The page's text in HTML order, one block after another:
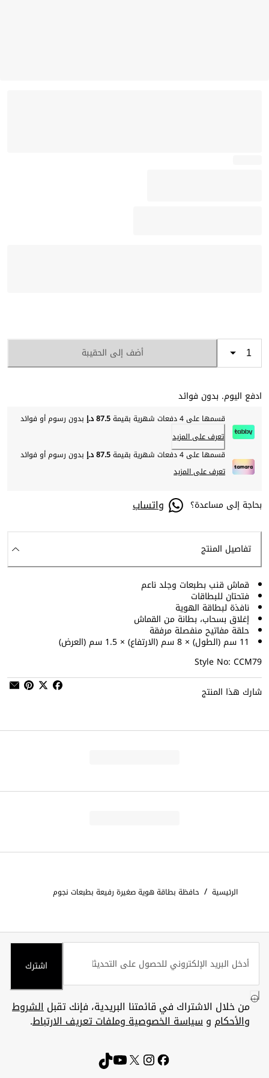
أضف إلى الحقيبة
ادفع اليوم. بدون فوائد
قسمها على 4 دفعات شهرية بقيمة 87.5 د.إ
بدون رسوم أو فوائد
تعرف على المزيد
قسمها على 4 دفعات شهرية بقيمة
87.5 د.إ
بدون رسوم أو فوائد
تعرف على المزيد
بحاجة إلى مساعدة؟ واتساب
تفاصيل المنتج
قماش قنب بطبعات وجلد ناعم
فتحتان للبطاقات
نافذة لبطاقة الهوية
إغلاق بسحاب، بطانة من القماش
حلقة مفاتيح منفصلة مرفقة
11 سم (الطول) × 8 سم (الارتفاع) × 1.5 سم (العرض)
Style No: CCM79
شارك هذا المنتج
الرئيسية / حافظة بطاقة هوية صغيرة رفيعة بطبعات نجوم
اشترك
من خلال الاشتراك في قائمتنا البريدية، فإنك تقبلالشروط
والأحكام وسياسة الخصوصية وملفات تعريف الارتباط.